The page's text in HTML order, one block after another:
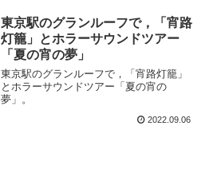
東京駅のグランルーフで，「宵路
灯籠」とホラーサウンドツアー
「夏の宵の夢」
東京駅のグランルーフで，「宵路灯籠」
とホラーサウンドツアー「夏の宵の
夢」。
2022.09.06